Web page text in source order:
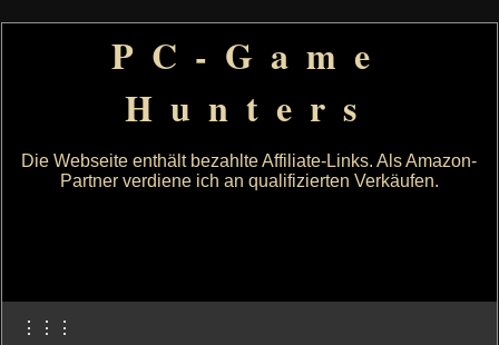
PC-Game
Hunters
Die Webseite enthält bezahlte Affiliate-Links. Als Amazon-
Partner verdiene ich an qualifizierten Verkäufen.
⋮⋮⋮